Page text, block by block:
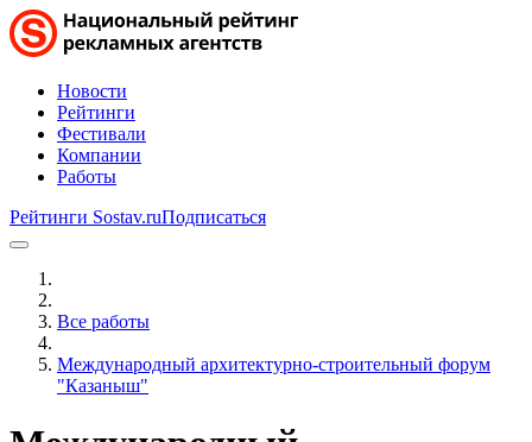
Новости
Рейтинги
Фестивали
Компании
Работы
Рейтинги Sostav.ruПодписаться
Все работы
Международный архитектурно-строительный форум
"Казаныш"